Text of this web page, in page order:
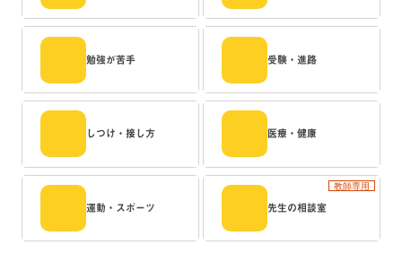
勉強が苦手 受験・進路
しつけ・接し方 医療・健康
運動・スポーツ
教師専用
先生の相談室